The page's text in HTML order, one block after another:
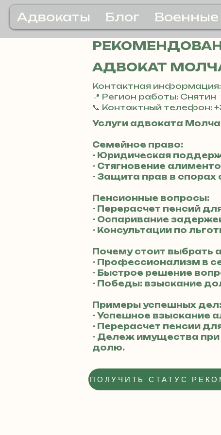
Адвокаты Блог
АДВОКАТ
Контактная информация:
📍 Регион работы: Снятин
📞 Контактный телефон:
Услуги адвоката
Семейное право:
- Юридическая
- Стягновение
- Защита прав в спорах
Пенсионные вопросы:
- Перерасчет пенсий
- Оспаривание
- Консультации по
Почему стоит выбрать
- Профессионализм в
- Быстрое решение
- Победы: взыскание
Примеры успешных дел:
- Успешное взыскание
- Перерасчет пенсии
- Дележ имущества при
долю.